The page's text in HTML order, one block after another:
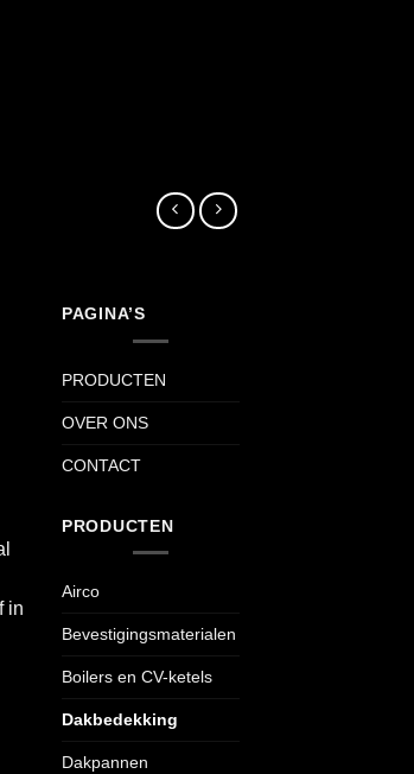
in
PAGINA’S
PRODUCTEN
OVER ONS
CONTACT
PRODUCTEN
Airco
Bevestigingsmaterialen
Boilers en CV-ketels
Dakbedekking
Dakpannen